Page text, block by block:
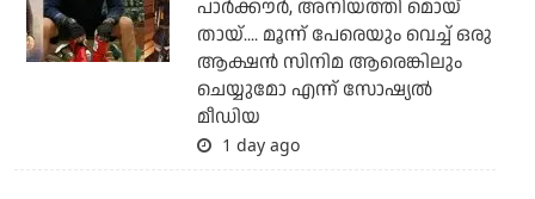
പാര്‍ക്കൗര്‍, അനിയത്തി മൊയ്
തായ്.... മൂന്ന് പേരെയും വെച്ച് ഒരു
ആക്ഷന്‍ സിനിമ ആരെങ്കിലും
ചെയ്യുമോ എന്ന് സോഷ്യല്‍
മീഡിയ
1 day ago